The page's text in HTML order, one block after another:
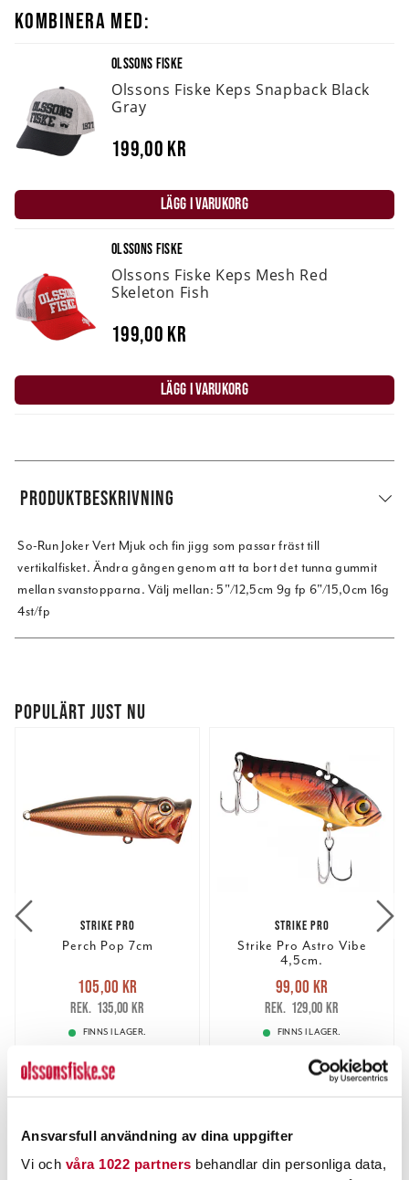
Ansvarsfull användning av dina uppgifter
Vi och våra 1022 partners behandlar din personliga data,
KOMBINERA MED:
OLSSONS FISKE
Olssons Fiske Keps Snapback Black
Gray
199,00 kr
LÄGG I VARUKORG
OLSSONS FISKE
Olssons Fiske Keps Mesh Red
Skeleton Fish
199,00 kr
LÄGG I VARUKORG
PRODUKTBESKRIVNING
So-Run Joker Vert Mjuk och fin jigg som passar fräst till
vertikalfisket. Ändra gången genom att ta bort det tunna gummit
mellan svanstopparna. Välj mellan: 5"/12,5cm 9g fp 6"/15,0cm 16g
4st/fp
POPULÄRT JUST NU
STRIKE PRO
Perch Pop 7cm
Nuvarande pris
105,00 krTidigare pris
135,00 kr
105,00 kr
135,00 kr
FINNS I LAGER.
LÄS MER
STRIKE PRO
Strike Pro Astro Vibe
4,5cm.
Nuvarande pris
99,00 krTidigare pris
129,00 kr
99,00 kr
129,00 kr
FINNS I LAGER.
LÄS MER
ANDRA TITTADE OCKSÅ PÅ